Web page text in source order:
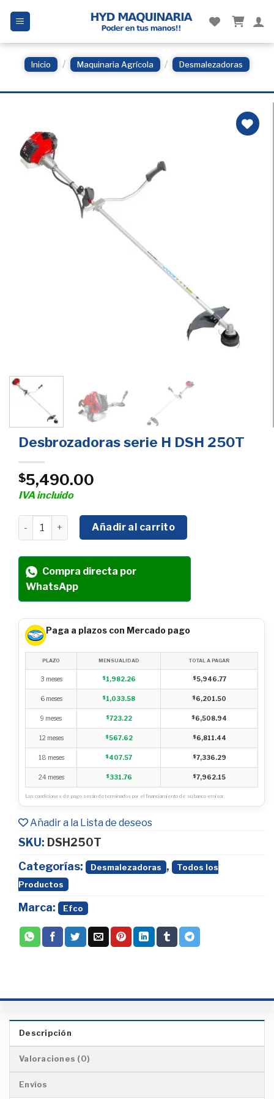
Inicio / Maquinaria Agrícola / Desmalezadoras
Desbrozadoras serie H DSH 250T
$5,490.00
IVA incluido
Desbrozadoras serie H DSH 250T cantidad
Añadir al carrito
Compra directa por
WhatsApp
Paga a plazos con Mercado pago
PLAZO MENSUALIDAD TOTAL A PAGAR
3 meses $1,982.26 $5,946.77
6 meses $1,033.58 $6,201.50
9 meses $723.22 $6,508.94
12 meses $567.62 $6,811.44
18 meses $407.57 $7,336.29
24 meses $331.76 $7,962.15
Las condiciones de pago serán determinados por el financiamiento de su banco emisor.
Añadir a la Lista de deseos
SKU: DSH250T
Categorías:
Desmalezadoras ,
Todos los
Productos
Marca: Efco
Descripción
Valoraciones (0)
Envíos